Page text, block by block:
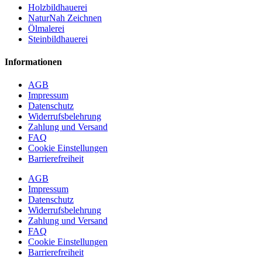
Holzbildhauerei
NaturNah Zeichnen
Ölmalerei
Steinbildhauerei
Informationen
AGB
Impressum
Datenschutz
Widerrufsbelehrung
Zahlung und Versand
FAQ
Cookie Einstellungen
Barrierefreiheit
AGB
Impressum
Datenschutz
Widerrufsbelehrung
Zahlung und Versand
FAQ
Cookie Einstellungen
Barrierefreiheit